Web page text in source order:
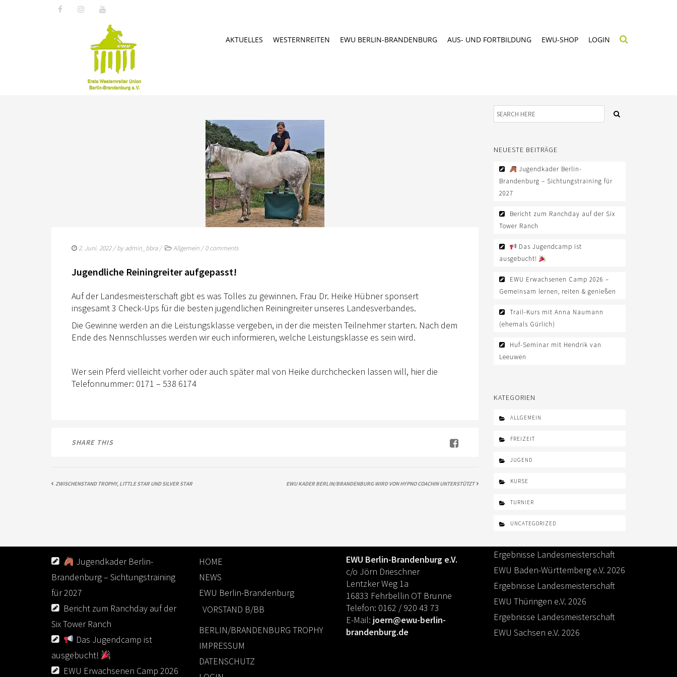
AKTUELLES WESTERNREITEN EWU BERLIN-BRANDENBURG AUS- UND FORTBILDUNG EWU-SHOP LOGIN
2. Juni. 2022/ byadmin_bbra/ Allgemein /0 comments
Jugendliche Reiningreiter aufgepasst!
Auf der Landesmeisterschaft gibt es was Tolles zu gewinnen. Frau Dr. Heike Hübner sponsert
insgesamt 3 Check-Ups für die besten jugendlichen Reiningreiter unseres Landesverbandes.
Die Gewinne werden an die Leistungsklasse vergeben, in der die meisten Teilnehmer starten. Nach dem
Ende des Nennschlusses werden wir euch informieren, welche Leistungsklasse es sein wird.
Wer sein Pferd vielleicht vorher oder auch später mal von Heike durchchecken lassen will, hier die
Telefonnummer: 0171 – 538 6174
SHARE THIS
ZWISCHENSTAND TROPHY, LITTLE STAR UND SILVER STAR EWU KADER BERLIN/BRANDENBURG WIRD VON HYPNO COACHIN UNTERSTÜTZT
NEUESTE BEITRÄGE
Jugendkader Berlin-
Brandenburg – Sichtungstraining für
2027
Bericht zum Ranchday auf der Six
Tower Ranch
Das Jugendcamp ist
ausgebucht!
EWU Erwachsenen Camp 2026 –
Gemeinsam lernen, reiten & genießen
Trail-Kurs mit Anna Naumann
(ehemals Gürlich)
Huf-Seminar mit Hendrik van
Leeuwen
KATEGORIEN
ALLGEMEIN
FREIZEIT
JUGEND
KURSE
TURNIER
UNCATEGORIZED
Jugendkader Berlin-
Brandenburg – Sichtungstraining
für 2027
Bericht zum Ranchday auf der
Six Tower Ranch
Das Jugendcamp ist
ausgebucht!
EWU Erwachsenen Camp 2026
HOME
NEWS
EWU Berlin-Brandenburg
VORSTAND B/BB
BERLIN/BRANDENBURG TROPHY
IMPRESSUM
DATENSCHUTZ
EWU Berlin-Brandenburg e.V.
c/o Jörn Drieschner
Lentzker Weg 1a
16833 Fehrbellin OT Brunne
Telefon: 0162 / 920 43 73
E-Mail: joern@ewu-berlin-
brandenburg.de
Ergebnisse Landesmeisterschaft
EWU Baden-Württemberg e.V. 2026
Ergebnisse Landesmeisterschaft
EWU Thüringen e.V. 2026
Ergebnisse Landesmeisterschaft
EWU Sachsen e.V. 2026